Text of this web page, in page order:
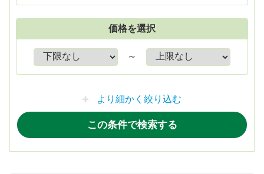
価格を選択
～
より細かく絞り込む